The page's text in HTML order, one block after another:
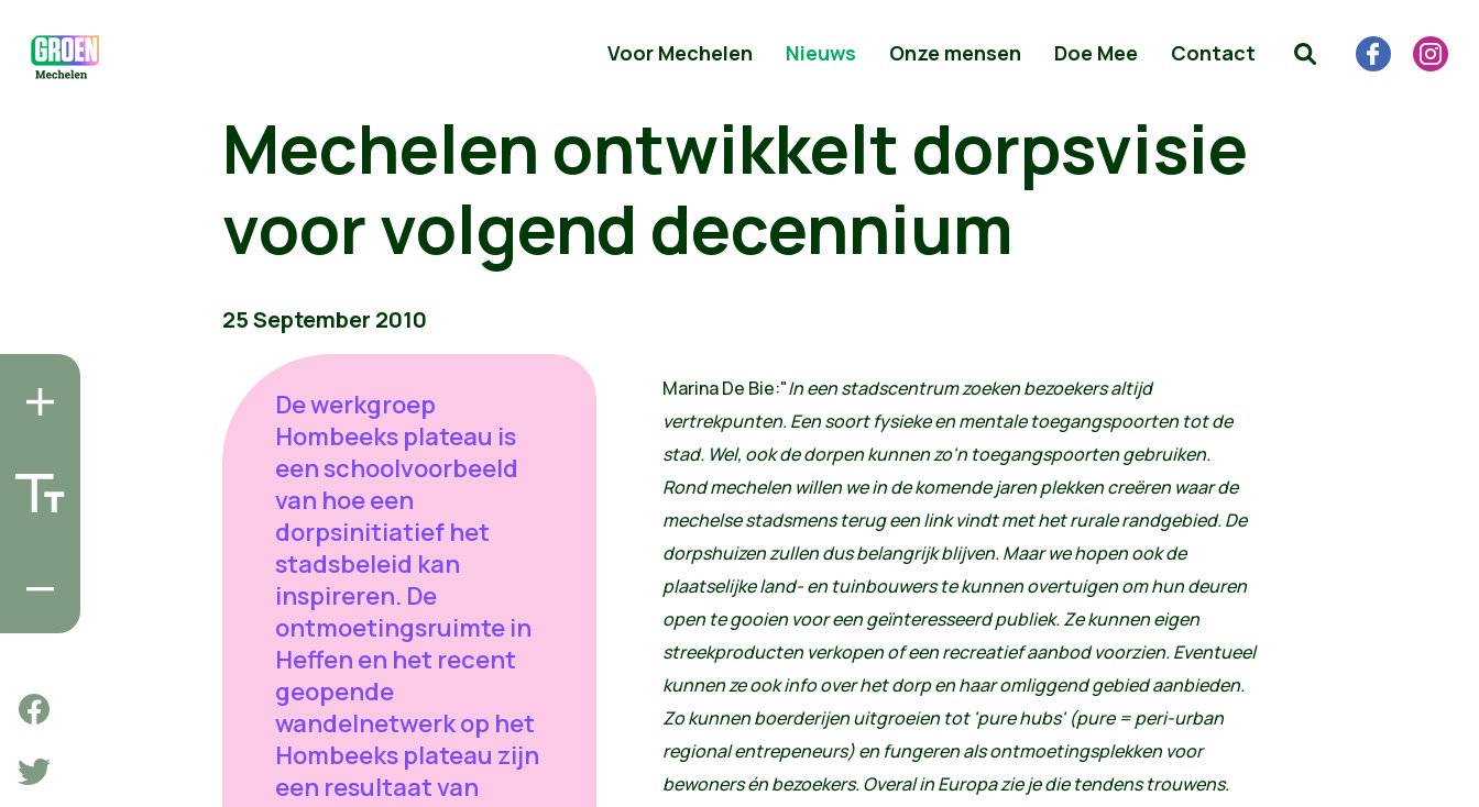
Voor Mechelen Nieuws Onze mensen Doe Mee Contact
Mechelen ontwikkelt dorpsvisie
voor volgend decennium
25 September 2010
De werkgroep
Hombeeks plateau is
een schoolvoorbeeld
van hoe een
dorpsinitiatief het
stadsbeleid kan
inspireren. De
ontmoetingsruimte in
Heffen en het recent
geopende
wandelnetwerk op het
Hombeeks plateau zijn
een resultaat van
Marina De Bie:"In een stadscentrum zoeken bezoekers altijd
vertrekpunten. Een soort fysieke en mentale toegangspoorten tot de
stad. Wel, ook de dorpen kunnen zo'n toegangspoorten gebruiken.
Rond mechelen willen we in de komende jaren plekken creëren waar de
mechelse stadsmens terug een link vindt met het rurale randgebied. De
dorpshuizen zullen dus belangrijk blijven. Maar we hopen ook de
plaatselijke land- en tuinbouwers te kunnen overtuigen om hun deuren
open te gooien voor een geïnteresseerd publiek. Ze kunnen eigen
streekproducten verkopen of een recreatief aanbod voorzien. Eventueel
kunnen ze ook info over het dorp en haar omliggend gebied aanbieden.
Zo kunnen boerderijen uitgroeien tot 'pure hubs' (pure = peri-urban
regional entrepeneurs) en fungeren als ontmoetingsplekken voor
bewoners én bezoekers. Overal in Europa zie je die tendens trouwens.